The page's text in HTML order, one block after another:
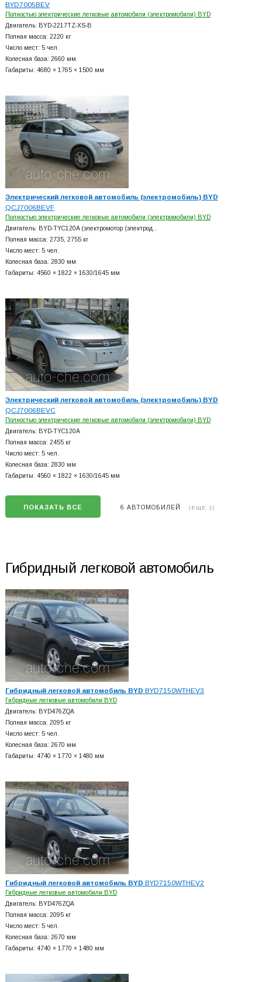
BYD7005BEV
Полностью электрические легковые автомобили (электромобили) BYD
Двигатель: BYD-2217TZ-XS-B
Полная масса: 2220 кг
Число мест: 5 чел.
Колесная база: 2660 мм
Габариты: 4680 × 1765 × 1500 мм
Электрический легковой автомобиль (электромобиль) BYD
QCJ7006BEVF
Полностью электрические легковые автомобили (электромобили) BYD
Двигатель: BYD-TYC120A (электромотор (электрод…
Полная масса: 2735, 2755 кг
Число мест: 5 чел.
Колесная база: 2830 мм
Габариты: 4560 × 1822 × 1630/1645 мм
Электрический легковой автомобиль (электромобиль) BYD
QCJ7006BEVC
Полностью электрические легковые автомобили (электромобили) BYD
Двигатель: BYD-TYC120A
Полная масса: 2455 кг
Число мест: 5 чел.
Колесная база: 2830 мм
Габариты: 4560 × 1822 × 1630/1645 мм
ПОКАЗАТЬ ВСЕ 6 АВТОМОБИЛЕЙ (ЕЩЕ 2)
Гибридный легковой автомобиль
Гибридный легковой автомобиль BYD BYD7150WTHEV3
Гибридные легковые автомобили BYD
Двигатель: BYD476ZQA
Полная масса: 2095 кг
Число мест: 5 чел.
Колесная база: 2670 мм
Габариты: 4740 × 1770 × 1480 мм
Гибридный легковой автомобиль BYD BYD7150WTHEV2
Гибридные легковые автомобили BYD
Двигатель: BYD476ZQA
Полная масса: 2095 кг
Число мест: 5 чел.
Колесная база: 2670 мм
Габариты: 4740 × 1770 × 1480 мм